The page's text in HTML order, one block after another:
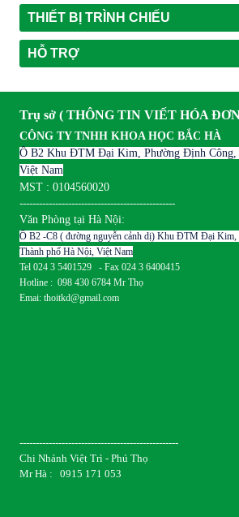
THIẾT BỊ TRÌNH CHIẾU
HỖ TRỢ
Trụ sở ( THÔNG TIN VIẾT HÓA
CÔNG TY TNHH KHOA HỌC BẮC HÀ
Ô B2 Khu ĐTM Đại Kim, Phường Định Công,
Việt Nam
MST : 0104560020
------------------------------------------------
Văn Phòng tại Hà Nội:
Ô B2 -C8 ( đường nguyễn cảnh dị) Khu ĐTM Đại
Thành phố Hà Nội, Việt Nam
Tel 024 3 5401529 - Fax 024 3 6400415
Hotline : 098 430 6784 Mr Thọ
Emai: thoitkd@gmail.com
-------------------------------------------------
Chi Nhánh Việt Trì - Phú Thọ
Mr Hà : 0915 171 053